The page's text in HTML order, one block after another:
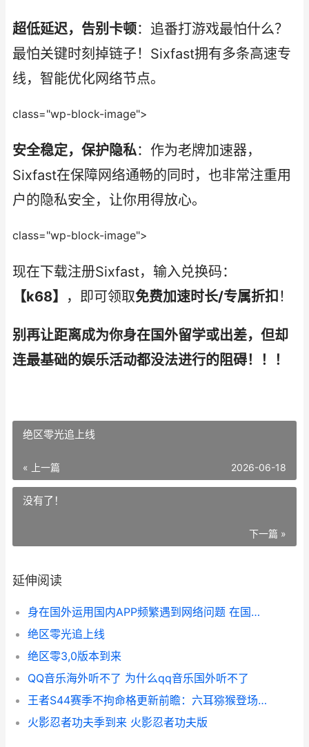
超低延迟，告别卡顿：追番打游戏最怕什么？
最怕关键时刻掉链子！Sixfast拥有多条高速专
线，智能优化网络节点。
class="wp-block-image">
安全稳定，保护隐私：作为老牌加速器，
Sixfast在保障网络通畅的同时，也非常注重用
户的隐私安全，让你用得放心。
class="wp-block-image">
现在下载注册Sixfast，输入兑换码：
【k68】
，即可领取免费加速时长/专属折扣 ！
别再让距离成为你身在国外留学或出差，但却
连最基础的娱乐活动都没法进行的阻碍！！！
绝区零光追上线
« 上一篇 2026-06-18
没有了！
下一篇 »
延伸阅读
身在国外运用国内APP频繁遇到网络问题 在国外使用国内软件
绝区零光追上线
绝区零3,0版本到来
QQ音乐海外听不了 为什么qq音乐国外听不了
王者S44赛季不拘命格更新前瞻：六耳猕猴登场，加拿大玩不了国服如何办 四赛季王者
火影忍者功夫季到来 火影忍者功夫版